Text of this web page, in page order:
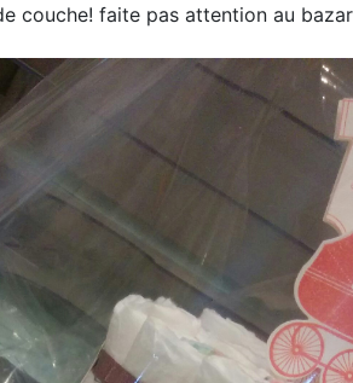
couche! faite pas attention au